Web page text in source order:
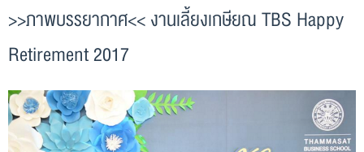
>>ภาพบรรยากาศ<< งานเลี้ยงเกษียณ TBS Happy
Retirement 2017